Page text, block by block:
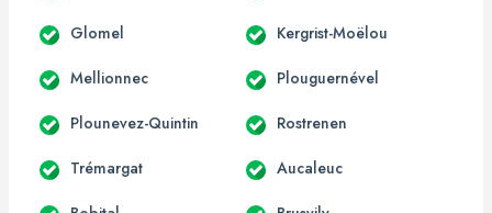
Glomel Kergrist-Moëlou
Mellionnec Plouguernével
Plounevez-Quintin Rostrenen
Trémargat Aucaleuc